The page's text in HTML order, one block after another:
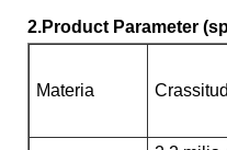
2.Product Parameter
Materia